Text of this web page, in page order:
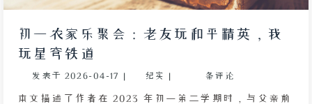
初一农家乐聚会：老友玩和平精英，我
玩星穹铁道
发表于 2026-04-17 | 纪实 | 条评论
本文描述了作者在 2023 年初一第二学期时，与父亲前